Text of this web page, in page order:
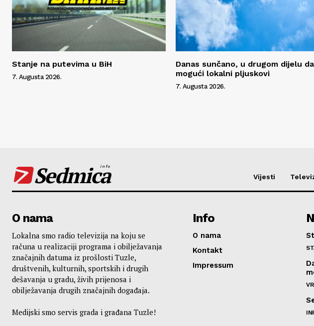
Stanje na putevima u BiH
7. Augusta 2026.
Danas sunčano, u drugom dijelu
mogući lokalni pljuskovi
7. Augusta 2026.
Sedmica
info
Vijesti
O nama
Lokalna smo radio televizija na koju se
računa u realizaciji programa i obilježavanja
značajnih datuma iz prošlosti Tuzle,
društvenih, kulturnih, sportskih i drugih
dešavanja u gradu, živih prijenosa i
obilježavanja drugih značajnih događaja.
Medijski smo servis grada i građana Tuzle!
Info
O nama
Kontakt
Impressum